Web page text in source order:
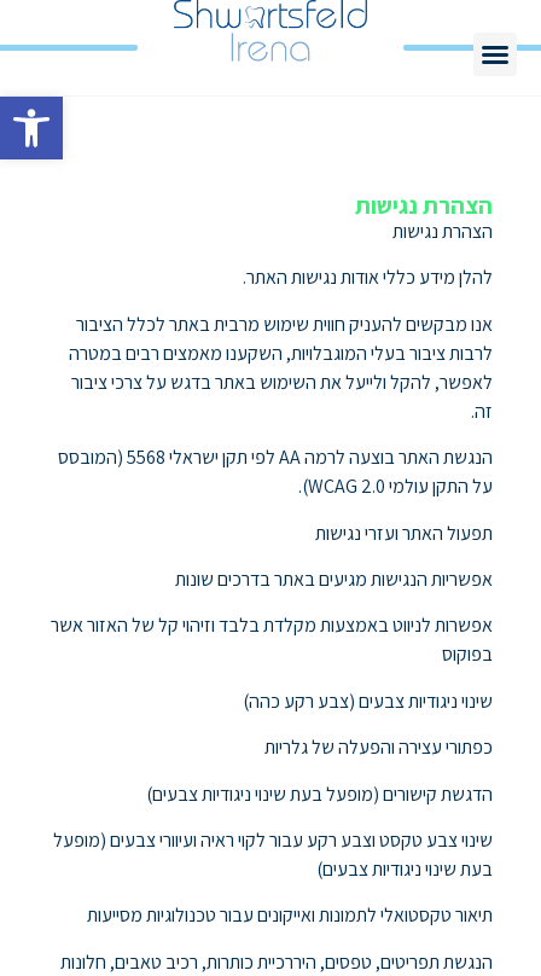
פתח
הצהרת נגישות
הצהרת נגישות
להלן מידע כללי אודות נגישות האתר.
אנו מבקשים להעניק חווית שימוש מרבית באתר לכלל הציבור
לרבות ציבור בעלי המוגבלויות, השקענו מאמצים רבים במטרה
לאפשר, להקל ולייעל את השימוש באתר בדגש על צרכי ציבור
זה.
הנגשת האתר בוצעה לרמה AA לפי תקן ישראלי 5568 (המובסס
על התקן עולמי WCAG 2.0).
תפעול האתר ועזרי נגישות
אפשריות הנגישות מגיעים באתר בדרכים שונות
אפשרות לניווט באמצעות מקלדת בלבד וזיהוי קל של האזור אשר
בפוקוס
שינוי ניגודיות צבעים (צבע רקע כהה)
כפתורי עצירה והפעלה של גלריות
הדגשת קישורים (מופעל בעת שינוי ניגודיות צבעים)
שינוי צבע טקסט וצבע רקע עבור לקוי ראיה ועיוורי צבעים (מופעל
בעת שינוי ניגודיות צבעים)
תיאור טקסטואלי לתמונות ואייקונים עבור טכנולוגיות מסייעות
הנגשת תפריטים, טפסים, היררכיית כותרות, רכיב טאבים, חלונות